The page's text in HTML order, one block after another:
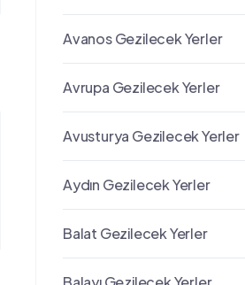
Avanos Gezilecek Yerler
Avrupa Gezilecek Yerler
Avusturya Gezilecek Yerler
Aydın Gezilecek Yerler
Balat Gezilecek Yerler